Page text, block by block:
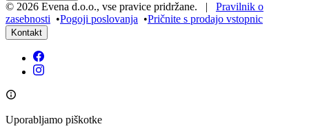
© 2026 Evena d.o.o., vse pravice pridržane. | Pravilnik o
zasebnosti •Pogoji poslovanja •Pričnite s prodajo vstopnic
Kontakt
Uporabljamo piškotke